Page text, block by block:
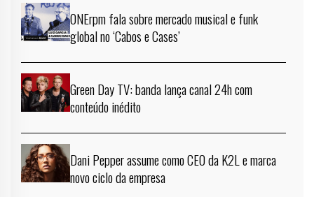
ONErpm fala sobre mercado musical e funk
global no ‘Cabos e Cases’
Green Day TV: banda lança canal 24h com
conteúdo inédito
Dani Pepper assume como CEO da K2L e marca
novo ciclo da empresa